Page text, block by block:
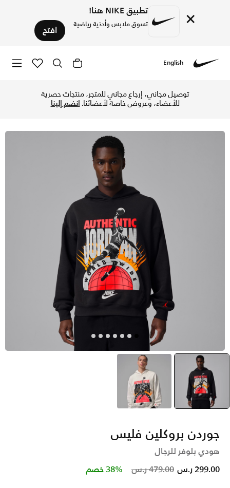
× تطبيق NIKE هنا!
تسوق ملابس وأحذية رياضية افتح
English
توصيل مجاني، إرجاع مجاني للمتجر، منتجات حصرية
للأعضاء، وعروض خاصة لأعضائنا.انضم إلينا
selected
رمادي أبيض
جوردن بروكلين فليس
هودي بلوفر للرجال
Price reduced from
479.00 ر.س to 299.00 ر.س 38% خصم